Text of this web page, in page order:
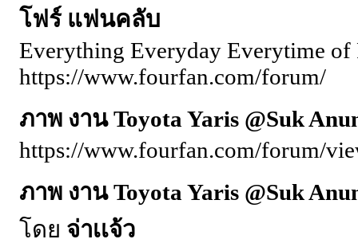
โฟร์ แฟนคลับ
Everything Everyday Everytime of
https://www.fourfan.com/forum/
ภาพ งาน Toyota Yaris @Suk
https://www.fourfan.com/forum/
ภาพ งาน Toyota Yaris @Suk
โดย จ่าเเจ้ว